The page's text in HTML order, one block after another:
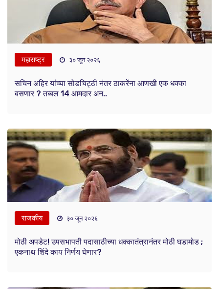
महाराष्ट्र ३० जून २०२६
सचिन अहिर यांच्या सोडचिट्ठी नंतर ठाकरेंना आणखी एक धक्का
बसणार ? तब्बल 14 आमदार अन..
राजकीय ३० जून २०२६
मोठी अपडेट! उपसभापती पदासाठीच्या धक्कातंत्रानंतर मोठी घडामोड ;
एकनाथ शिंदे काय निर्णय घेणार?